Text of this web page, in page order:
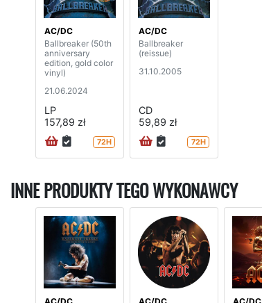
AC/DC
Ballbreaker (50th
anniversary
edition, gold color
vinyl)
21.06.2024
LP
157,89 zł
72H
AC/DC
Ballbreaker
(reissue)
31.10.2005
CD
59,89 zł
72H
INNE PRODUKTY TEGO WYKONAWCY